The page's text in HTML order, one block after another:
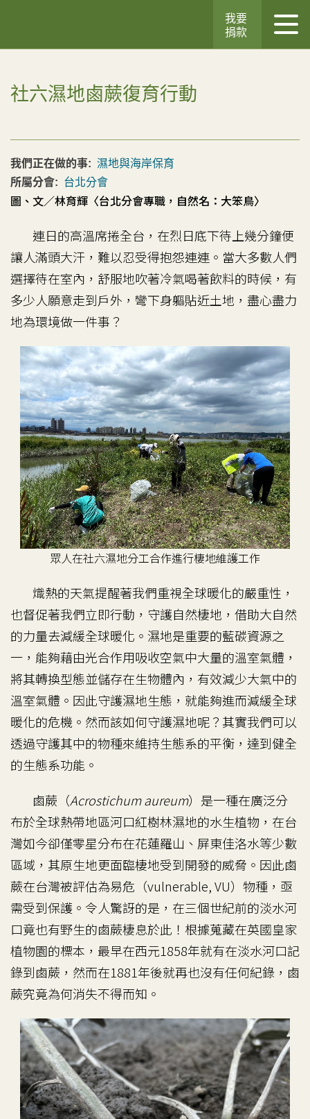
我要
捐款
社六濕地鹵蕨復育行動
我們正在做的事: 濕地與海岸保育
所屬分會: 台北分會
圖、文／林育輝〈台北分會專職，自然名：大笨鳥〉
連日的高溫席捲全台，在烈日底下待上幾分鐘便
讓人滿頭大汗，難以忍受得抱怨連連。當大多數人們
選擇待在室內，舒服地吹著冷氣喝著飲料的時候，有
多少人願意走到戶外，彎下身軀貼近土地，盡心盡力
地為環境做一件事？
眾人在社六濕地分工合作進行棲地維護工作
熾熱的天氣提醒著我們重視全球暖化的嚴重性，
也督促著我們立即行動，守護自然棲地，借助大自然
的力量去減緩全球暖化。濕地是重要的藍碳資源之
一，能夠藉由光合作用吸收空氣中大量的溫室氣體，
將其轉換型態並儲存在生物體內，有效減少大氣中的
溫室氣體。因此守護濕地生態，就能夠進而減緩全球
暖化的危機。然而該如何守護濕地呢？其實我們可以
透過守護其中的物種來維持生態系的平衡，達到健全
的生態系功能。
鹵蕨（Acrostichum aureum）是一種在廣泛分
布於全球熱帶地區河口紅樹林濕地的水生植物，在台
灣如今卻僅零星分布在花蓮羅山、屏東佳洛水等少數
區域，其原生地更面臨棲地受到開發的威脅。因此鹵
蕨在台灣被評估為易危（vulnerable, VU）物種，亟
需受到保護。令人驚訝的是，在三個世紀前的淡水河
口竟也有野生的鹵蕨棲息於此！根據蒐藏在英國皇家
植物園的標本，最早在西元1858年就有在淡水河口記
錄到鹵蕨，然而在1881年後就再也沒有任何紀錄，鹵
蕨究竟為何消失不得而知。